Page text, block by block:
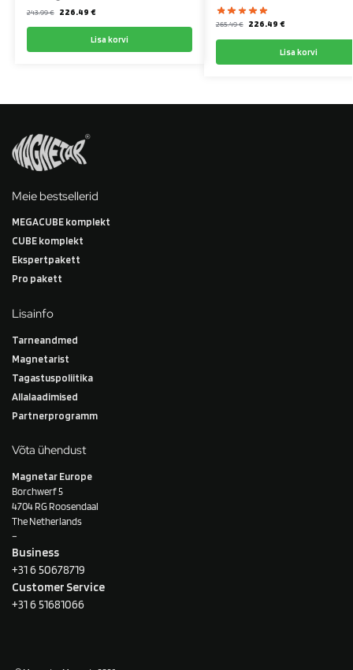
243.99€ 226.49 €
Lisa korvi
265.49€ 226.49 €
Lisa korvi
Meie bestsellerid
MEGACUBE komplekt
CUBE komplekt
Ekspertpakett
Pro pakett
Lisainfo
Tarneandmed
Magnetarist
Tagastuspoliitika
Allalaadimised
Partnerprogramm
Võta ühendust
Magnetar Europe
Borchwerf 5
4704 RG Roosendaal
The Netherlands
–
Business
+31 6 50678719
Customer Service
+31 6 51681066